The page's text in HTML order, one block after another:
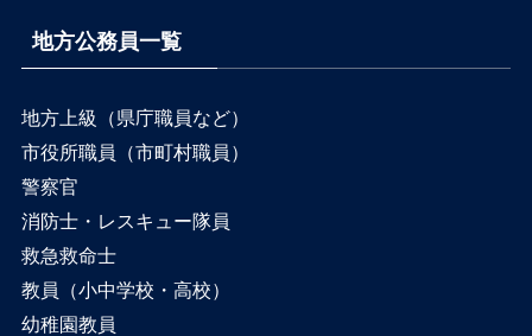
地方公務員一覧
地方上級（県庁職員など）
市役所職員（市町村職員）
警察官
消防士・レスキュー隊員
救急救命士
教員（小中学校・高校）
幼稚園教員